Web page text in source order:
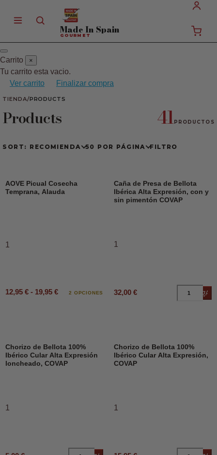
Made In Spain
GOURMET
Carrito ×
Tu carrito esta vacio.
Ver carrito
Finalizar compra
TIENDA/PRODUCTS
Products 41PRODUCTOS
SORT: RECOMIENDA 50 POR PÁGINA FILTRO
AOVE Picual Cosecha
Temprana, Alauda
1
12,95 € - 19,95 € 2 OPCIONES
Caña de Presa de Bellota
Ibérica Alta Expresión, con y
sin pimentón COVAP
1
32,00 €
Chorizo de Bellota 100%
Ibérico Cular Alta Expresión
loncheado, COVAP
1
Chorizo de Bellota 100%
Ibérico Cular Alta Expresión,
COVAP
1